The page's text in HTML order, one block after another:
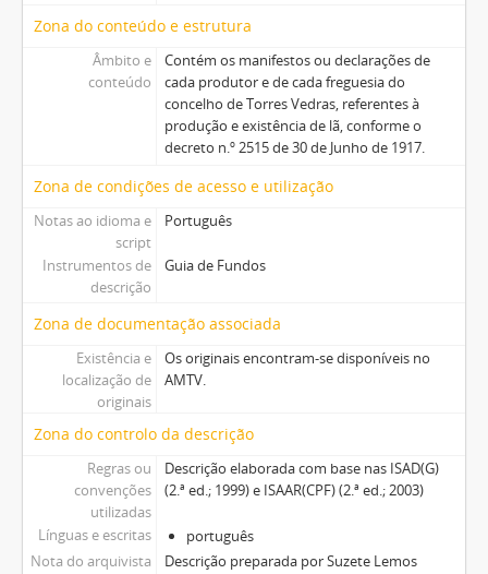
Zona do conteúdo e estrutura
Âmbito e
conteúdo
Contém os manifestos ou declarações de
cada produtor e de cada freguesia do
concelho de Torres Vedras, referentes à
produção e existência de lã, conforme o
decreto n.º 2515 de 30 de Junho de 1917.
Zona de condições de acesso e utilização
Notas ao idioma e
script
Português
Instrumentos de
descrição
Guia de Fundos
Zona de documentação associada
Existência e
localização de
originais
Os originais encontram-se disponíveis no
AMTV.
Zona do controlo da descrição
Regras ou
convenções
utilizadas
Descrição elaborada com base nas ISAD(G)
(2.ª ed.; 1999) e ISAAR(CPF) (2.ª ed.; 2003)
Línguas e escritas
português
Nota do arquivista
Descrição preparada por Suzete Lemos